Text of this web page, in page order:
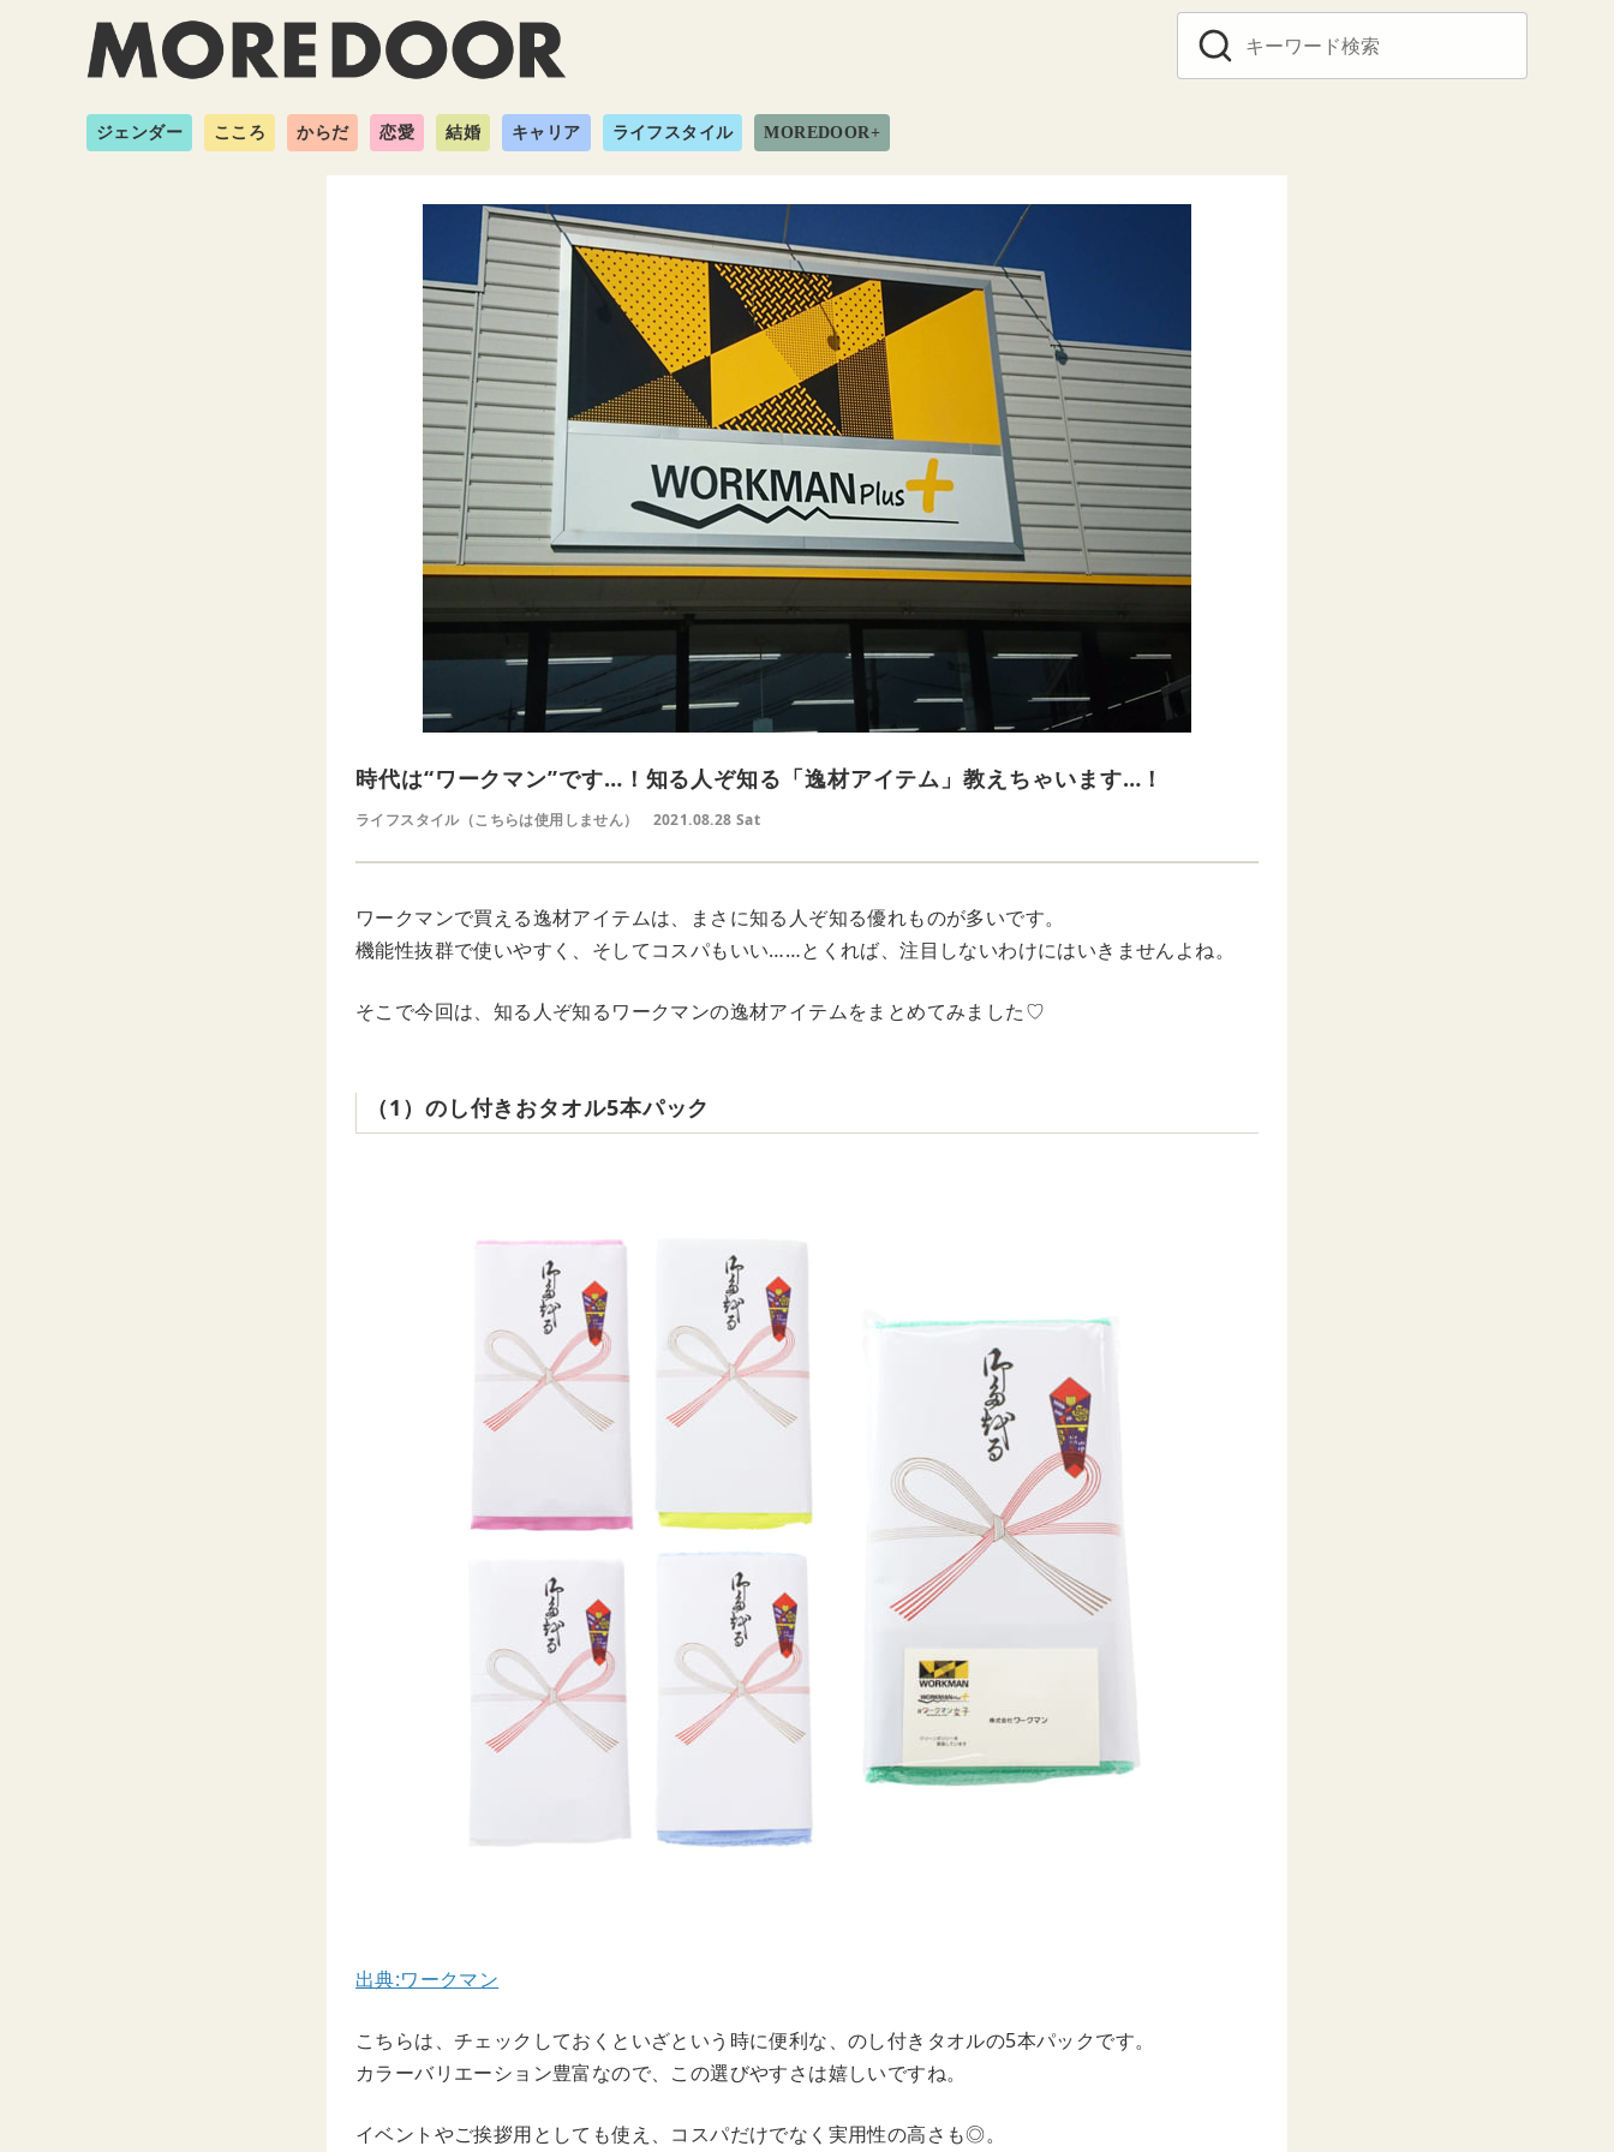
ジェンダー こころ からだ 恋愛 結婚 キャリア ライフスタイル MOREDOOR+
時代は“ワークマン”です…！知る人ぞ知る「逸材アイテム」教えちゃいます…！
ライフスタイル（こちらは使用しません） 2021.08.28 Sat
ワークマンで買える逸材アイテムは、まさに知る人ぞ知る優れものが多いです。
機能性抜群で使いやすく、そしてコスパもいい……とくれば、注目しないわけにはいきませんよね。
そこで今回は、知る人ぞ知るワークマンの逸材アイテムをまとめてみました♡
（1）のし付きおタオル5本パック
出典:ワークマン
こちらは、チェックしておくといざという時に便利な、のし付きタオルの5本パックです。
カラーバリエーション豊富なので、この選びやすさは嬉しいですね。
イベントやご挨拶用としても使え、コスパだけでなく実用性の高さも◎。